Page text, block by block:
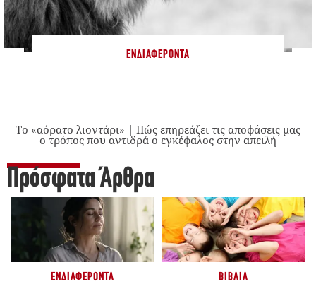
ΕΝΔΙΑΦΈΡΟΝΤΑ
Το «αόρατο λιοντάρι» | Πώς επηρεάζει τις αποφάσεις μας
ο τρόπος που αντιδρά ο εγκέφαλος στην απειλή
Πρόσφατα Άρθρα
ΕΝΔΙΑΦΈΡΟΝΤΑ ΒΙΒΛΊΑ